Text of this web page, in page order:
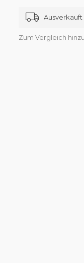
Ausverkauft
Zum Vergleich